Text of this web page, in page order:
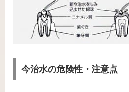
今治水の危険性・注意点